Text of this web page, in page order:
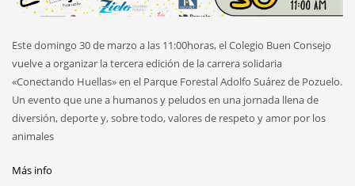
Este domingo 30 de marzo a las 11:00horas, el Colegio Buen Consejo
vuelve a organizar la tercera edición de la carrera solidaria
«Conectando Huellas» en el Parque Forestal Adolfo Suárez de Pozuelo.
Un evento que une a humanos y peludos en una jornada llena de
diversión, deporte y, sobre todo, valores de respeto y amor por los
animales
Más info